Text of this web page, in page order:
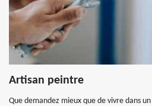
Artisan peintre
Que demandez mieux que de vivre dans